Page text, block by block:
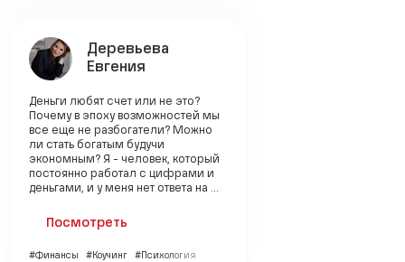
Деревьева
Евгения
Деньги любят счет или не это?
Почему в эпоху возможностей мы
все еще не разбогатели? Можно
ли стать богатым будучи
экономным? Я - человек, который
постоянно работал с цифрами и
деньгами, и у меня нет ответа на ...
Посмотреть
#Финансы #Коучинг #Психология